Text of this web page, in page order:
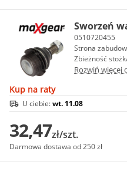
Sworzeń
0510720455
Strona
Zbieżność
Rozwiń więcej
Kup na raty
U ciebie:wt. 11.08
32,47zł/szt.
Darmowa dostawa od 250 zł